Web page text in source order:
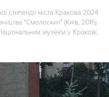
стипендії міста Кракова 2024
"Смолоскип" (Київ, 2016).
музеєм у Кракові.